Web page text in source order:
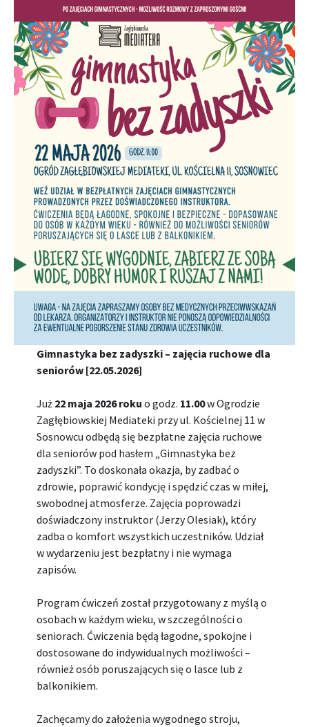
Gimnastyka bez zadyszki – zajęcia ruchowe dla
seniorów [22.05.2026]
Już 22 maja 2026 roku o godz. 11.00w Ogrodzie
Zagłębiowskiej Mediateki przy ul. Kościelnej 11 w
Sosnowcu odbędą się bezpłatne zajęcia ruchowe
dla seniorów pod hasłem „Gimnastyka bez
zadyszki”. To doskonała okazja, by zadbać o
zdrowie, poprawić kondycję i spędzić czas w miłej,
swobodnej atmosferze. Zajęcia poprowadzi
doświadczony instruktor (Jerzy Olesiak), który
zadba o komfort wszystkich uczestników. Udział
w wydarzeniu jest bezpłatny i nie wymaga
zapisów.
Program ćwiczeń został przygotowany z myślą o
osobach w każdym wieku, w szczególności o
seniorach. Ćwiczenia będą łagodne, spokojne i
dostosowane do indywidualnych możliwości –
również osób poruszających się o lasce lub z
balkonikiem.
Zachęcamy do założenia wygodnego stroju,